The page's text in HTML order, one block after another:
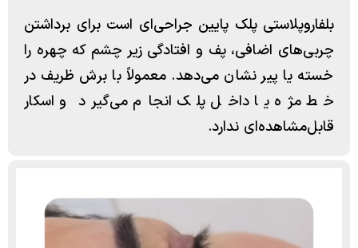
بلفاروپلاستی پلک پایین جراحی‌ای است برای برداشتن
چربی‌های اضافی، پف و افتادگی زیر چشم که چهره را
خسته یا پیر نشان می‌دهد. معمولاً با برش ظریف در
خط مژه یا داخل پلک انجام می‌گیرد و اسکار
قابل‌مشاهده‌ای ندارد.